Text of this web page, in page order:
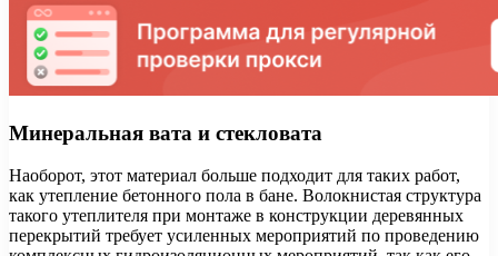
Минеральная вата и стекловата
Наоборот, этот материал больше подходит для таких работ,
как утепление бетонного пола в бане. Волокнистая структура
такого утеплителя при монтаже в конструкции деревянных
перекрытий требует усиленных мероприятий по проведению